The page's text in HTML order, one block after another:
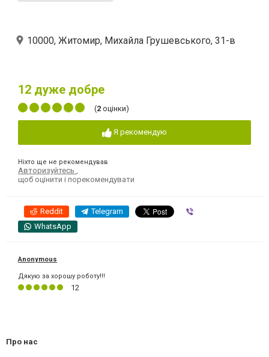
10000, Житомир, Михайла Грушевського, 31-в
12 дуже добре
(2 оцінки)
Я рекомендую
Ніхто ще не рекомендував
Авторизуйтесь
щоб оцінити і порекомендувати
Reddit Telegram
WhatsApp
Anonymous
Дякую за хорошу роботу!!!
12
Про нас